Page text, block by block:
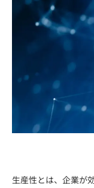
生産性とは、企業が